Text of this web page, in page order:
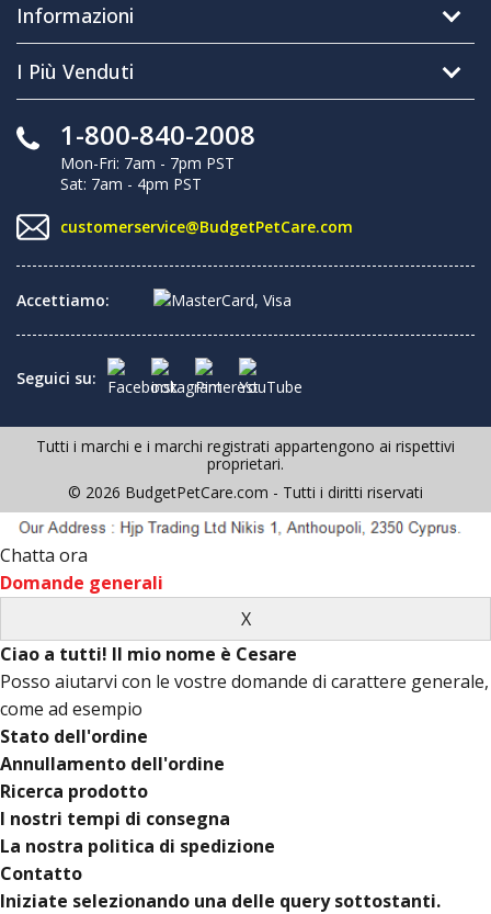
Informazioni
I Più Venduti
1-800-840-2008
Mon-Fri: 7am - 7pm PST
Sat: 7am - 4pm PST
customerservice@BudgetPetCare.com
Accettiamo:
Seguici su:
Tutti i marchi e i marchi registrati appartengono ai rispettivi
proprietari.
© 2026 BudgetPetCare.com - Tutti i diritti riservati
Chatta ora
Domande generali
Ciao a tutti! Il mio nome è Cesare
Posso aiutarvi con le vostre domande di carattere generale,
come ad esempio
Stato dell'ordine
Annullamento dell'ordine
Ricerca prodotto
I nostri tempi di consegna
La nostra politica di spedizione
Contatto
Iniziate selezionando una delle query sottostanti.